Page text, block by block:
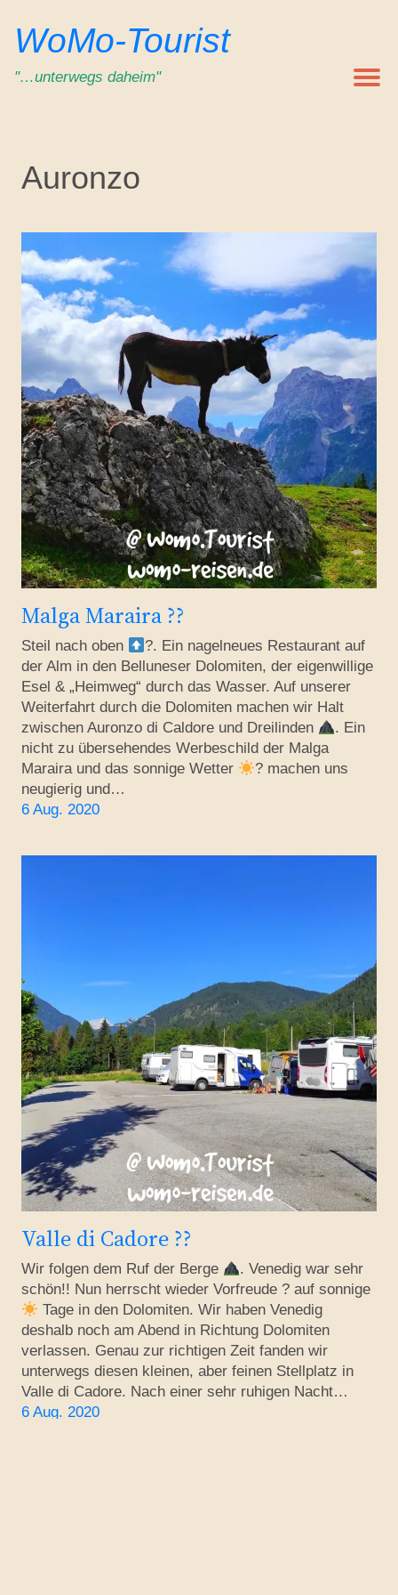
Inhalt
springen
WoMo-Tourist
"…unterwegs daheim"
Auronzo
Malga Maraira ??
Steil nach oben
?. Ein nagelneues Restaurant auf
der Alm in den Belluneser Dolomiten, der eigenwillige
Esel & „Heimweg“ durch das Wasser. Auf unserer
Weiterfahrt durch die Dolomiten machen wir Halt
zwischen Auronzo di Caldore und Dreilinden
. Ein
nicht zu übersehendes Werbeschild der Malga
Maraira und das sonnige Wetter
? machen uns
neugierig und…
6 Aug. 2020
Valle di Cadore ??
Wir folgen dem Ruf der Berge
. Venedig war sehr
schön!! Nun herrscht wieder Vorfreude ? auf sonnige
Tage in den Dolomiten. Wir haben Venedig
deshalb noch am Abend in Richtung Dolomiten
verlassen. Genau zur richtigen Zeit fanden wir
unterwegs diesen kleinen, aber feinen Stellplatz in
Valle di Cadore. Nach einer sehr ruhigen Nacht…
6 Aug. 2020